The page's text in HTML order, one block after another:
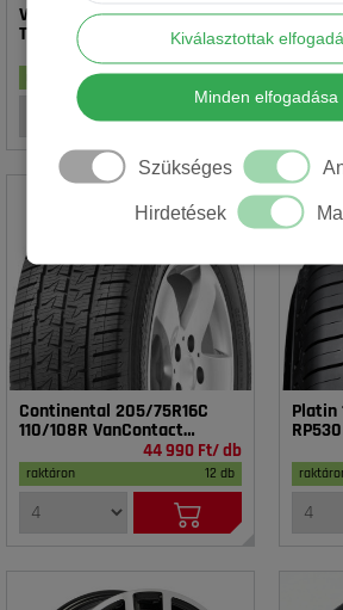
Vredestein 195/65R15 91T T-
TRAC 2 DOT23
17 db
Continental 205/75R16C
110/108R VanContact
44 990 Ft/ db
raktáron 12 db
Platin
Kiválasztottak
Minden elfogadása
Szükséges
Hirdetések